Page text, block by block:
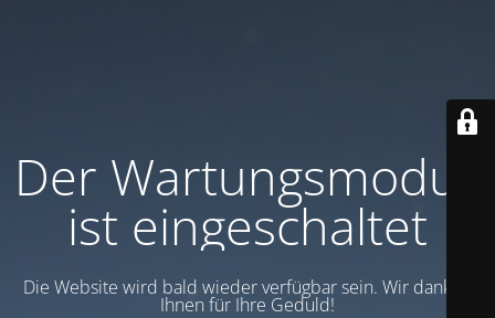
Der Wartungsmodus
ist eingeschaltet
Die Website wird bald wieder verfügbar sein. Wir danken
Ihnen für Ihre Geduld!